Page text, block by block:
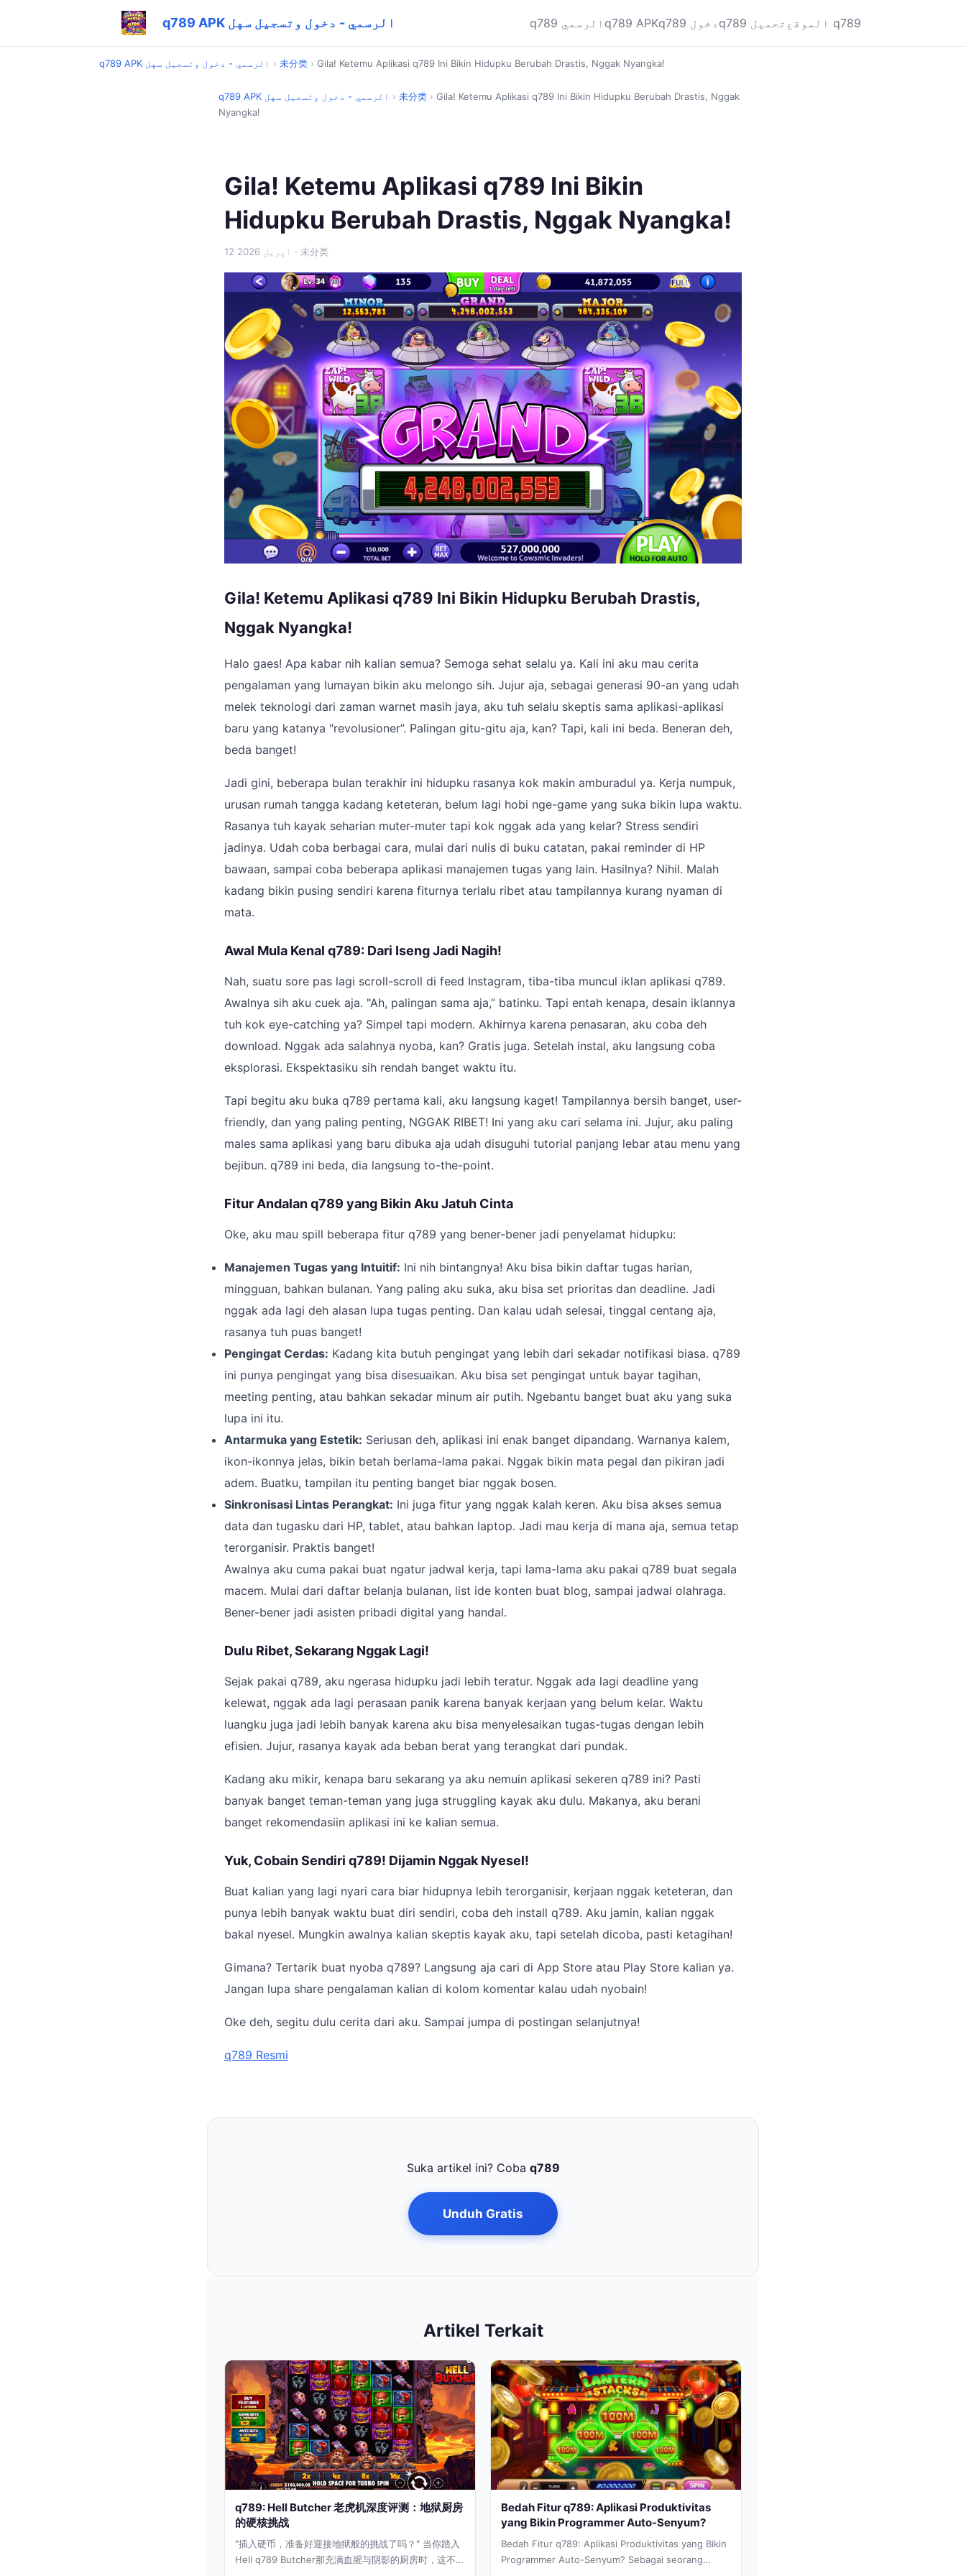
q789 APK الرسمي - دخول وتسجيل سهل q789 الرسمي q789 APK q789 دخول q789 تحميل الموقع q789
q789 APK الرسمي - دخول وتسجيل سهل › 未分类 › Gila! Ketemu Aplikasi q789 Ini Bikin Hidupku Berubah Drastis, Nggak Nyangka!
q789 APK الرسمي - دخول وتسجيل سهل › 未分类 › Gila! Ketemu Aplikasi q789 Ini Bikin Hidupku Berubah Drastis, Nggak
Nyangka!
Gila! Ketemu Aplikasi q789 Ini Bikin
Hidupku Berubah Drastis, Nggak Nyangka!
12 اپریل 2026 · 未分类
Gila! Ketemu Aplikasi q789 Ini Bikin Hidupku Berubah Drastis,
Nggak Nyangka!
Halo gaes! Apa kabar nih kalian semua? Semoga sehat selalu ya. Kali ini aku mau cerita
pengalaman yang lumayan bikin aku melongo sih. Jujur aja, sebagai generasi 90-an yang udah
melek teknologi dari zaman warnet masih jaya, aku tuh selalu skeptis sama aplikasi-aplikasi
baru yang katanya "revolusioner”. Palingan gitu-gitu aja, kan? Tapi, kali ini beda. Beneran deh,
beda banget!
Jadi gini, beberapa bulan terakhir ini hidupku rasanya kok makin amburadul ya. Kerja numpuk,
urusan rumah tangga kadang keteteran, belum lagi hobi nge-game yang suka bikin lupa waktu.
Rasanya tuh kayak seharian muter-muter tapi kok nggak ada yang kelar? Stress sendiri
jadinya. Udah coba berbagai cara, mulai dari nulis di buku catatan, pakai reminder di HP
bawaan, sampai coba beberapa aplikasi manajemen tugas yang lain. Hasilnya? Nihil. Malah
kadang bikin pusing sendiri karena fiturnya terlalu ribet atau tampilannya kurang nyaman di
mata.
Awal Mula Kenal q789: Dari Iseng Jadi Nagih!
Nah, suatu sore pas lagi scroll-scroll di feed Instagram, tiba-tiba muncul iklan aplikasi q789.
Awalnya sih aku cuek aja. "Ah, palingan sama aja,” batinku. Tapi entah kenapa, desain iklannya
tuh kok eye-catching ya? Simpel tapi modern. Akhirnya karena penasaran, aku coba deh
download. Nggak ada salahnya nyoba, kan? Gratis juga. Setelah instal, aku langsung coba
eksplorasi. Ekspektasiku sih rendah banget waktu itu.
Tapi begitu aku buka q789 pertama kali, aku langsung kaget! Tampilannya bersih banget, user-
friendly, dan yang paling penting, NGGAK RIBET! Ini yang aku cari selama ini. Jujur, aku paling
males sama aplikasi yang baru dibuka aja udah disuguhi tutorial panjang lebar atau menu yang
bejibun. q789 ini beda, dia langsung to-the-point.
Fitur Andalan q789 yang Bikin Aku Jatuh Cinta
Oke, aku mau spill beberapa fitur q789 yang bener-bener jadi penyelamat hidupku:
Manajemen Tugas yang Intuitif: Ini nih bintangnya! Aku bisa bikin daftar tugas harian,
mingguan, bahkan bulanan. Yang paling aku suka, aku bisa set prioritas dan deadline. Jadi
nggak ada lagi deh alasan lupa tugas penting. Dan kalau udah selesai, tinggal centang aja,
rasanya tuh puas banget!
Pengingat Cerdas: Kadang kita butuh pengingat yang lebih dari sekadar notifikasi biasa. q789
ini punya pengingat yang bisa disesuaikan. Aku bisa set pengingat untuk bayar tagihan,
meeting penting, atau bahkan sekadar minum air putih. Ngebantu banget buat aku yang suka
lupa ini itu.
Antarmuka yang Estetik: Seriusan deh, aplikasi ini enak banget dipandang. Warnanya kalem,
ikon-ikonnya jelas, bikin betah berlama-lama pakai. Nggak bikin mata pegal dan pikiran jadi
adem. Buatku, tampilan itu penting banget biar nggak bosen.
Sinkronisasi Lintas Perangkat: Ini juga fitur yang nggak kalah keren. Aku bisa akses semua
data dan tugasku dari HP, tablet, atau bahkan laptop. Jadi mau kerja di mana aja, semua tetap
terorganisir. Praktis banget!
Awalnya aku cuma pakai buat ngatur jadwal kerja, tapi lama-lama aku pakai q789 buat segala
macem. Mulai dari daftar belanja bulanan, list ide konten buat blog, sampai jadwal olahraga.
Bener-bener jadi asisten pribadi digital yang handal.
Dulu Ribet, Sekarang Nggak Lagi!
Sejak pakai q789, aku ngerasa hidupku jadi lebih teratur. Nggak ada lagi deadline yang
kelewat, nggak ada lagi perasaan panik karena banyak kerjaan yang belum kelar. Waktu
luangku juga jadi lebih banyak karena aku bisa menyelesaikan tugas-tugas dengan lebih
efisien. Jujur, rasanya kayak ada beban berat yang terangkat dari pundak.
Kadang aku mikir, kenapa baru sekarang ya aku nemuin aplikasi sekeren q789 ini? Pasti
banyak banget teman-teman yang juga struggling kayak aku dulu. Makanya, aku berani
banget rekomendasiin aplikasi ini ke kalian semua.
Yuk, Cobain Sendiri q789! Dijamin Nggak Nyesel!
Buat kalian yang lagi nyari cara biar hidupnya lebih terorganisir, kerjaan nggak keteteran, dan
punya lebih banyak waktu buat diri sendiri, coba deh install q789. Aku jamin, kalian nggak
bakal nyesel. Mungkin awalnya kalian skeptis kayak aku, tapi setelah dicoba, pasti ketagihan!
Gimana? Tertarik buat nyoba q789? Langsung aja cari di App Store atau Play Store kalian ya.
Jangan lupa share pengalaman kalian di kolom komentar kalau udah nyobain!
Oke deh, segitu dulu cerita dari aku. Sampai jumpa di postingan selanjutnya!
q789 Resmi
Suka artikel ini? Coba q789
Unduh Gratis
Artikel Terkait
q789: Hell Butcher 老虎机深度评测：地狱厨房
的硬核挑战
"插入硬币，准备好迎接地狱般的挑战了吗？" 当你踏入
Hell q789 Butcher那充满血腥与阴影的厨房时，这不仅
Bedah Fitur q789: Aplikasi Produktivitas
yang Bikin Programmer Auto-Senyum?
Bedah Fitur q789: Aplikasi Produktivitas yang Bikin
Programmer Auto-Senyum? Sebagai seorang